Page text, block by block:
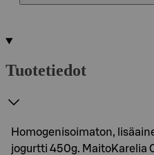
Tuotetiedot
Homogenisoimaton,
jogurtti 450g. MaitoKarelia